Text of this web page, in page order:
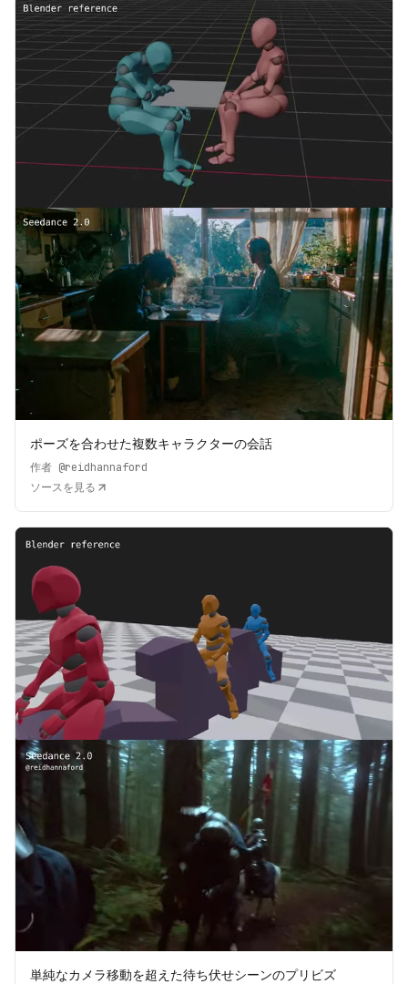
ポーズを合わせた複数キャラクターの会話
作者 @reidhannaford
ソースを見る
単純なカメラ移動を超えた待ち伏せシーンのプリビズ